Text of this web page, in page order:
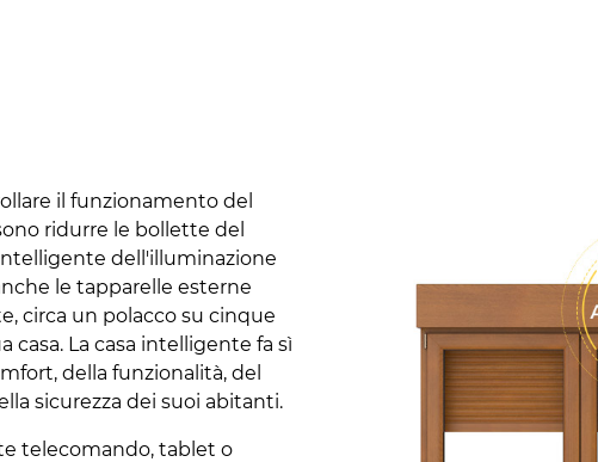
il funzionamento del
ridurre le bollette del
dell'illuminazione
le tapparelle esterne
circa un polacco su cinque
casa. La casa intelligente fa sì
della funzionalità, del
sicurezza dei suoi abitanti.
telecomando, tablet o